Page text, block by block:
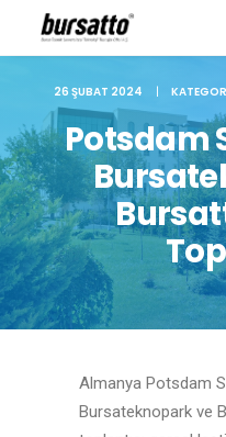
Site
26 ŞUBAT 2024 |
Potsdam
Almanya Potsdam
Bursateknopark ve